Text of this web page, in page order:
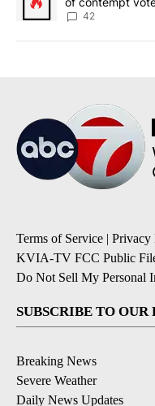
42
Terms of Service | Privacy
KVIA-TV FCC Public
Do Not Sell My Personal
SUBSCRIBE TO
Breaking News
Severe Weather
Daily News Updates